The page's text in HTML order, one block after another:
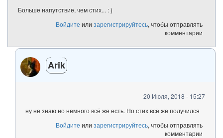
Больше напутствие, чем стих... : )
Войдите или зарегистрируйтесь, чтобы отправлять
комментарии
Arik
20 Июля, 2018 - 15:27
ну не знаю но немного всё же есть. Но стих всё же получился
Войдите или зарегистрируйтесь, чтобы отправлять
комментарии